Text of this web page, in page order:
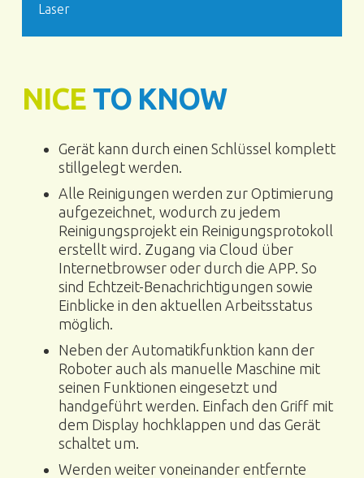
Laser
NICE TO KNOW
Gerät kann durch einen Schlüssel komplett
stillgelegt werden.
Alle Reinigungen werden zur Optimierung
aufgezeichnet, wodurch zu jedem
Reinigungsprojekt ein Reinigungsprotokoll
erstellt wird. Zugang via Cloud über
Internetbrowser oder durch die APP. So
sind Echtzeit-Benachrichtigungen sowie
Einblicke in den aktuellen Arbeitsstatus
möglich.
Neben der Automatikfunktion kann der
Roboter auch als manuelle Maschine mit
seinen Funktionen eingesetzt und
handgeführt werden. Einfach den Griff mit
dem Display hochklappen und das Gerät
schaltet um.
Werden weiter voneinander entfernte